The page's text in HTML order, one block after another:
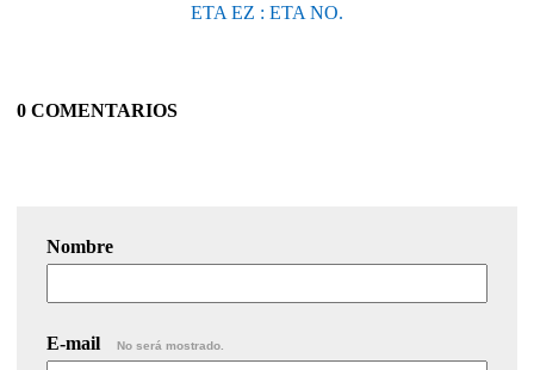
ETA EZ : ETA NO.
0 COMENTARIOS
Nombre
E-mail No será mostrado.